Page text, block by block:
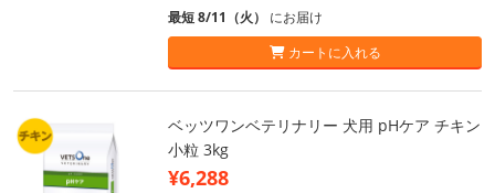
最短 8/11（火） にお届け
カートに入れる
ベッツワンベテリナリー 犬用 pHケア チキン
小粒 3kg
¥6,288